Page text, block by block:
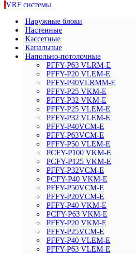
VRF системы
Наружные блоки
Настенные
Кассетные
Канальные
Напольно-потолочные
PFFY-P63 VLRM-E
PFFY-P20 VLEM-E
PFFY-P40VLRMM-E
PFFY-P25 VKM-E
PFFY-P32 VKM-E
PFFY-P25 VLEM-E
PFFY-P32 VLEM-E
PFFY-P40VCM-E
PFFY-P63VCM-E
PFFY-P50 VLEM-E
PCFY-P100 VKM-E
PCFY-P125 VKM-E
PFFY-P32VCM-E
PCFY-P40 VKM-E
PFFY-P50VCM-E
PFFY-P20VCM-E
PFFY-P40 VKM-E
PCFY-P63 VKM-E
PFFY-P20 VKM-E
PFFY-P25VCM-E
PFFY-P40 VLEM-E
PFFY-P63 VLEM-E